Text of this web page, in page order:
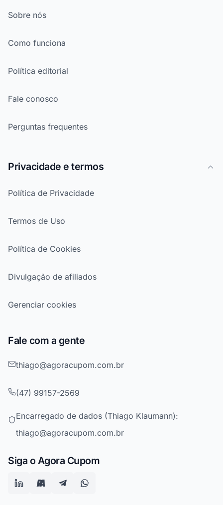
Sobre nós
Como funciona
Política editorial
Fale conosco
Perguntas frequentes
Privacidade e termos
Política de Privacidade
Termos de Uso
Política de Cookies
Divulgação de afiliados
Gerenciar cookies
Fale com a gente
thiago@agoracupom.com.br
(47) 99157-2569
Encarregado de dados (Thiago Klaumann):
thiago@agoracupom.com.br
Siga o Agora Cupom